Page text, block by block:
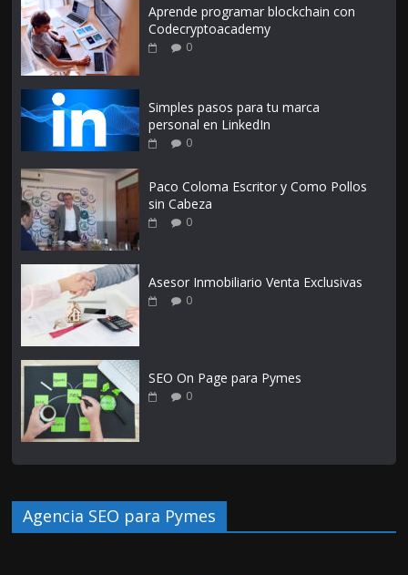
Aprende programar blockchain con
Codecryptoacademy
0
Simples pasos para tu marca
personal en LinkedIn
0
Paco Coloma Escritor y Como Pollos
sin Cabeza
0
Asesor Inmobiliario Venta Exclusivas
0
SEO On Page para Pymes
0
Agencia SEO para Pymes